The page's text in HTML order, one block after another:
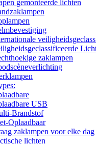
gemonteerde lichten
zaklampen
USB
Brandstof
Oplaadbaar
zaklampen voor elke dag
lichten